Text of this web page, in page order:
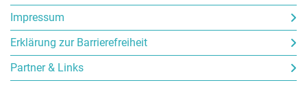
Impressum
Erklärung zur Barrierefreiheit
Partner & Links